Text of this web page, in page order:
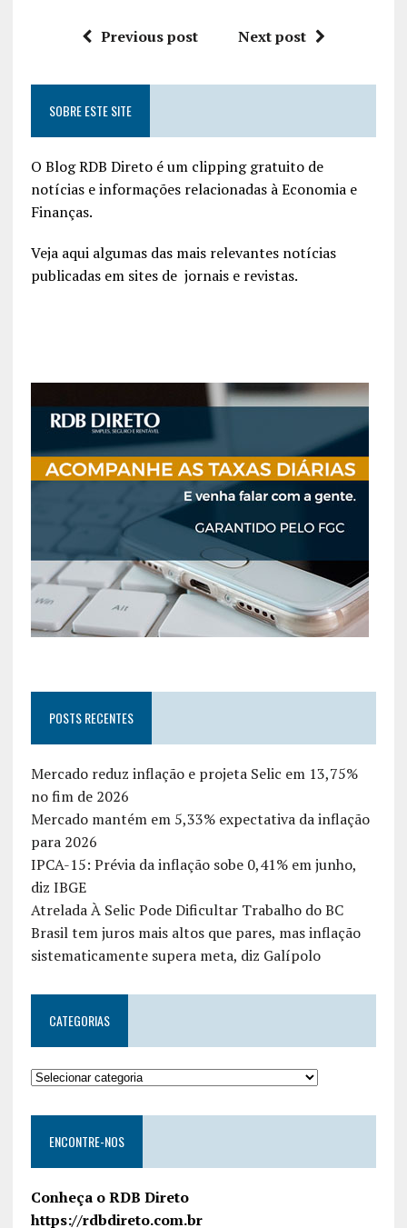
Previous post Next post
SOBRE ESTE SITE
O Blog RDB Direto é um clipping gratuito de
notícias e informações relacionadas à Economia e
Finanças.
Veja aqui algumas das mais relevantes notícias
publicadas em sites de jornais e revistas.
POSTS RECENTES
Mercado reduz inflação e projeta Selic em 13,75%
no fim de 2026
Mercado mantém em 5,33% expectativa da inflação
para 2026
IPCA-15: Prévia da inflação sobe 0,41% em junho,
diz IBGE
Atrelada À Selic Pode Dificultar Trabalho do BC
Brasil tem juros mais altos que pares, mas inflação
sistematicamente supera meta, diz Galípolo
CATEGORIAS
ENCONTRE-NOS
Conheça o RDB Direto
https://rdbdireto.com.br